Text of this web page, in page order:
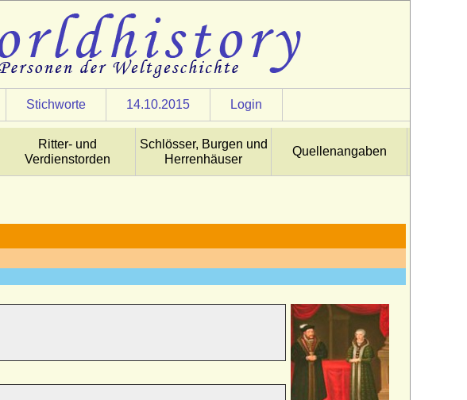
Stichworte 14.10.2015 Login
Ritter- und
Verdienstorden
Schlösser, Burgen und
Herrenhäuser
Quellenangaben